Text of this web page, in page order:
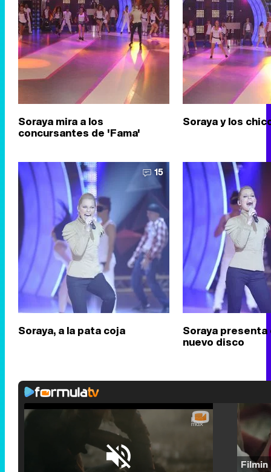
Soraya mira a los
concursantes de 'Fama'
Soraya y los
15
Soraya, a la pata coja Soraya presenta
nuevo disco